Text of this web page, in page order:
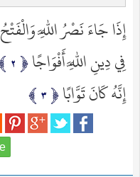
إِذَا جَاءَ نَصْرُ اللَّهِ وَالْفَتْحُ
فِي دِينِ اللَّهِ أَفْوَاجًا
إِنَّهُ كَانَ تَوَّابًا